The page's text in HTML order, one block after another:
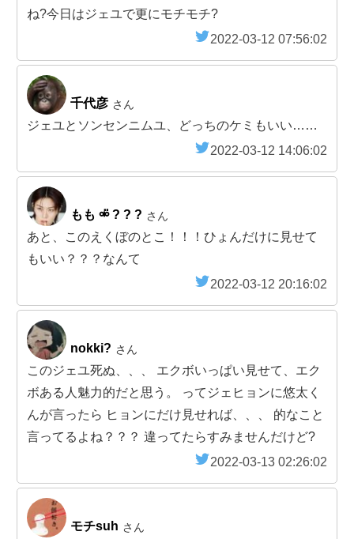
ね?今日はジェユで更にモチモチ?
2022-03-12 07:56:02
千代彦 さん
ジェユとソンセンニムユ、どっちのケミもいい……
2022-03-12 14:06:02
もも ⚮̈ ? ? ? さん
あと、このえくぼのとこ！！！ひょんだけに見せて
もいい？？？なんて
2022-03-12 20:16:02
nokki? さん
このジェユ死ぬ、、、 エクボいっぱい見せて、エク
ボある人魅力的だと思う。 ってジェヒョンに悠太く
んが言ったら ヒョンにだけ見せれば、、、 的なこと
言ってるよね？？？ 違ってたらすみませんだけど?
2022-03-13 02:26:02
モチsuh さん